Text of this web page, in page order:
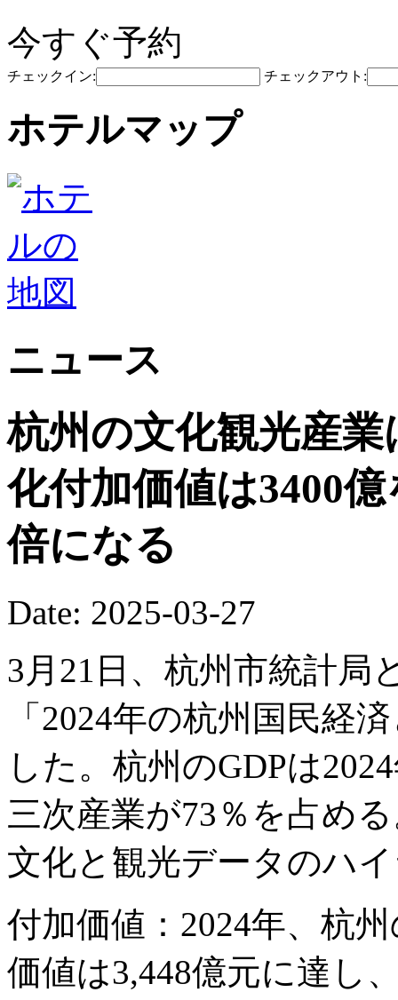
今すぐ予約
チェックイン: チェックアウト:
ホテルマップ
ニュース
杭州の文化観光産
化付加価値は3400
倍になる
Date: 2025-03-27
3月21日、杭州市統計局
「2024年の杭州国民経
した。杭州のGDPは
三次産業が73％を占め
文化と観光データのハ
付加価値：2024年、杭
価値は3,448億元に達し